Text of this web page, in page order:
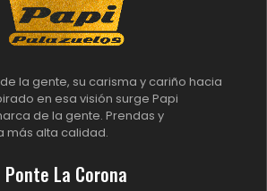
la gente, su carisma y cariño hacia
en esa visión surge Papi
de la gente. Prendas y
más alta calidad.
Ponte La Corona